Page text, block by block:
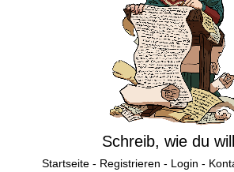
Schreib, wie du
Startseite- Registrieren - Login -